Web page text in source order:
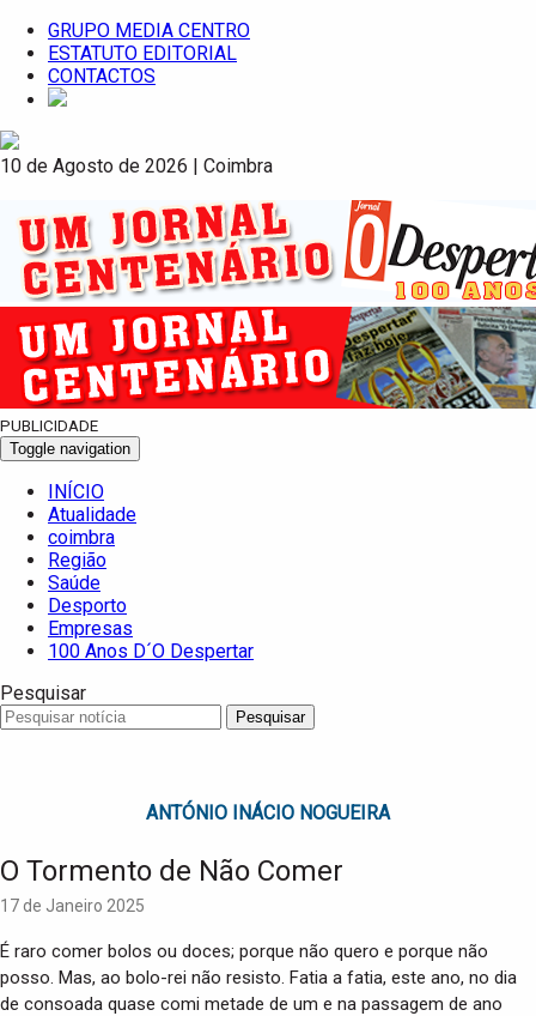
GRUPO MEDIA CENTRO
ESTATUTO EDITORIAL
CONTACTOS
10 de Agosto de 2026 | Coimbra
PUBLICIDADE
Toggle navigation
INÍCIO
Atualidade
coimbra
Região
Saúde
Desporto
Empresas
100 Anos D´O Despertar
Pesquisar
Pesquisar
ANTÓNIO INÁCIO NOGUEIRA
O Tormento de Não Comer
17 de Janeiro 2025
É raro comer bolos ou doces; porque não quero e porque não
posso. Mas, ao bolo-rei não resisto. Fatia a fatia, este ano, no dia
de consoada quase comi metade de um e na passagem de ano